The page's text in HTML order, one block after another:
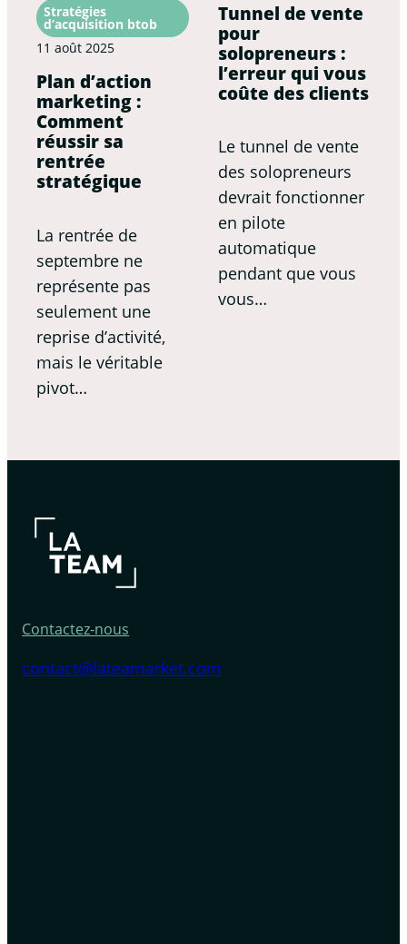
Stratégies
d’acquisition btob
11 août 2025
Plan d’action
marketing :
Comment
réussir sa
rentrée
stratégique
La rentrée de
septembre ne
représente pas
seulement une
reprise d’activité,
mais le véritable
pivot…
Tunnel de vente
pour
solopreneurs :
l’erreur qui vous
coûte des clients
Le tunnel de vente
des solopreneurs
devrait fonctionner
en pilote
automatique
pendant que vous
vous…
Contactez-nous
contact@lateamarket.com